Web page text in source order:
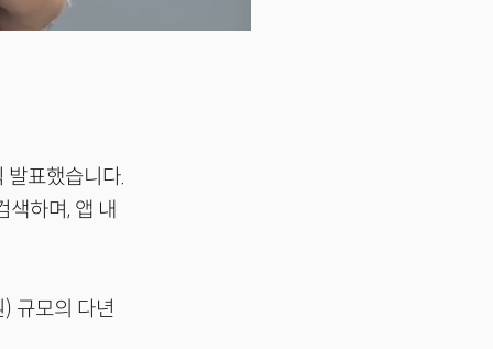
발표했습니다.
색하며, 앱 내
규모의 다년